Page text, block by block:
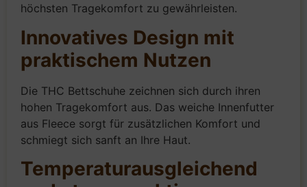
höchsten Tragekomfort zu gewährleisten.
Innovatives Design mit
praktischem Nutzen
Die THC Bettschuhe zeichnen sich durch ihren
hohen Tragekomfort aus. Das weiche Innenfutter
aus Fleece sorgt für zusätzlichen Komfort und
schmiegt sich sanft an Ihre Haut.
Temperaturausgleichend